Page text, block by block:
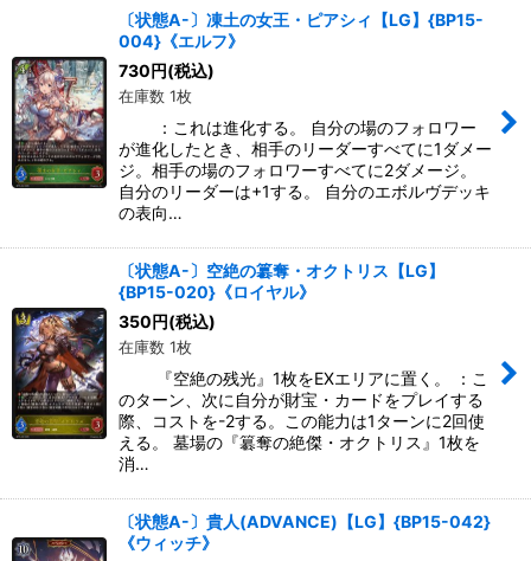
〔状態A-〕凍土の女王・ピアシィ【LG】{BP15-
004}《エルフ》
730円(税込)
在庫数 1枚
：これは進化する。 自分の場のフォロワー
が進化したとき、相手のリーダーすべてに1ダメー
ジ。相手の場のフォロワーすべてに2ダメージ。
自分のリーダーは+1する。 自分のエボルヴデッキ
の表向…
〔状態A-〕空絶の簒奪・オクトリス【LG】
{BP15-020}《ロイヤル》
350円(税込)
在庫数 1枚
『空絶の残光』1枚をEXエリアに置く。 ：こ
のターン、次に自分が財宝・カードをプレイする
際、コストを-2する。この能力は1ターンに2回使
える。 墓場の『簒奪の絶傑・オクトリス』1枚を
消…
〔状態A-〕貴人(ADVANCE)【LG】{BP15-042}
《ウィッチ》